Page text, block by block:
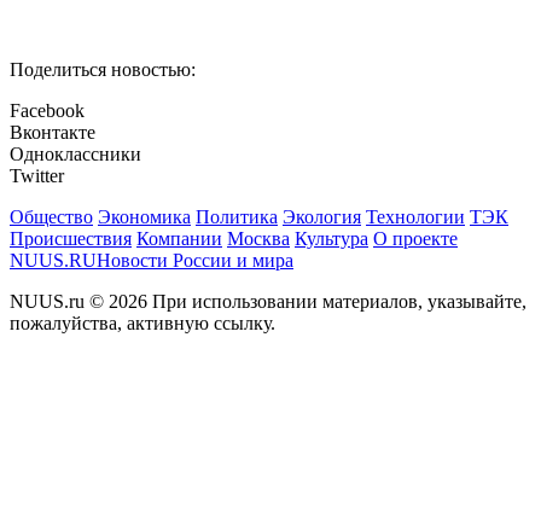
Поделиться новостью:
Facebook
Вконтакте
Одноклассники
Twitter
Общество Экономика Политика Экология Технологии ТЭК
Происшествия Компании Москва Культура О проекте
NUUS.RUНовости России и мира
NUUS.ru © 2026 При использовании материалов, указывайте,
пожалуйства, активную ссылку.